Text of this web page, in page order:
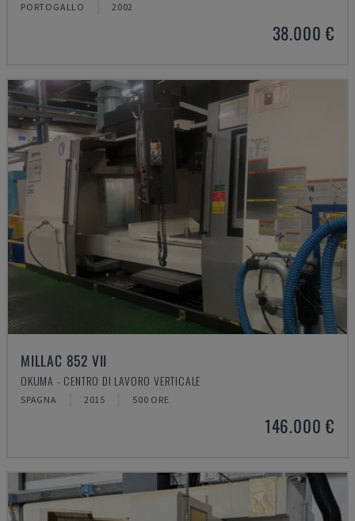
PORTOGALLO 2002
38.000 €
MILLAC 852 VII
OKUMA - CENTRO DI LAVORO VERTICALE
SPAGNA 2015 500 ORE
146.000 €